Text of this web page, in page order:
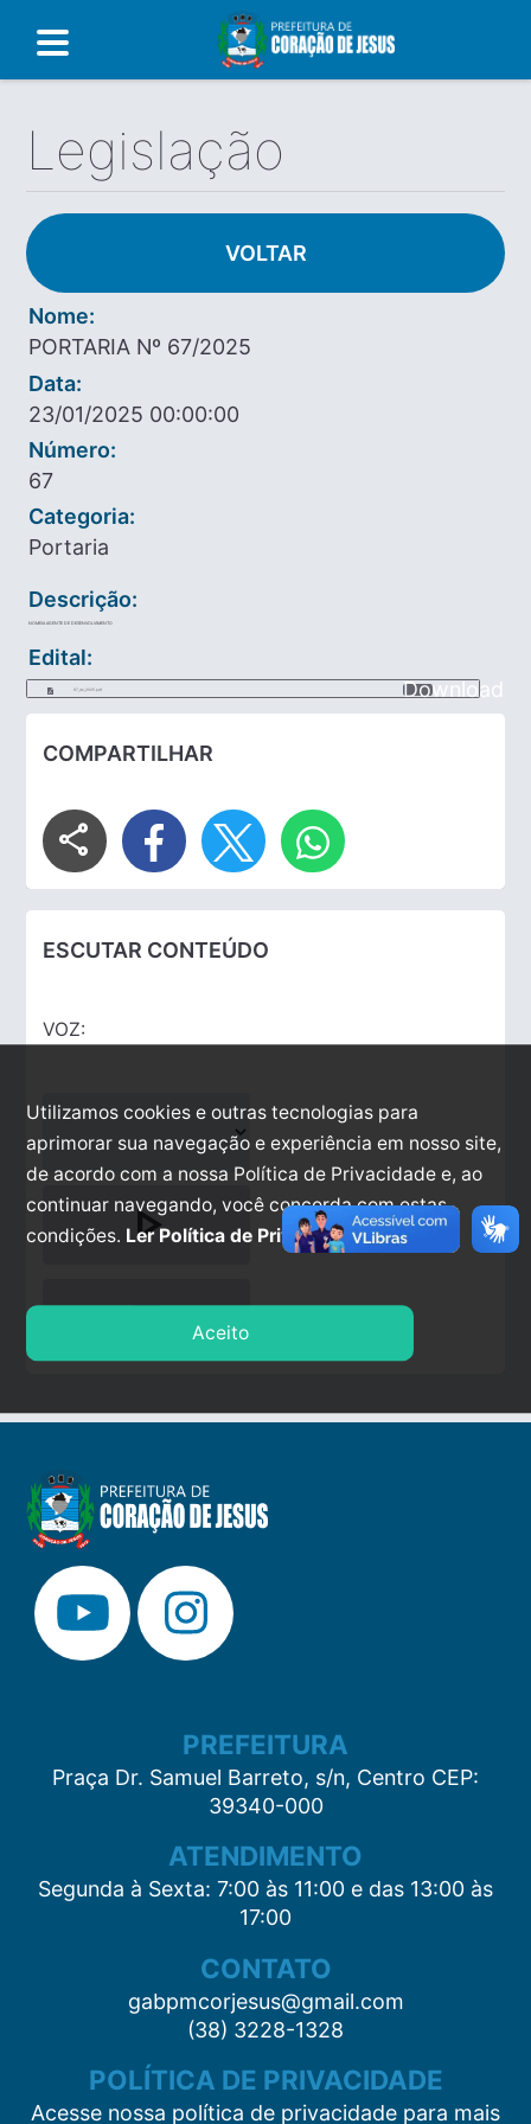
Legislação
VOLTAR
Nome:
PORTARIA Nº 67/2025
Data:
23/01/2025 00:00:00
Número:
67
Categoria:
Portaria
Descrição:
NOMEIA AGENTE DE DESENVOLVIMENTO
Edital:
67_de_2025.pdf Download
COMPARTILHAR
share
ESCUTAR CONTEÚDO
VOZ:
play_arrow
stop
PREFEITURA
Praça Dr. Samuel Barreto, s/n, Centro CEP:
39340-000
ATENDIMENTO
Segunda à Sexta: 7:00 às 11:00 e das 13:00 às
17:00
CONTATO
gabpmcorjesus@gmail.com
(38) 3228-1328
POLÍTICA DE PRIVACIDADE
Acesse nossa política de privacidade para mais
Utilizamos cookies e outras tecnologias para
aprimorar sua navegação e experiência em nosso site,
de acordo com a nossa Política de Privacidade e, ao
continuar navegando, você concorda com estas
condições. Ler Política de Privacidade.
Aceito